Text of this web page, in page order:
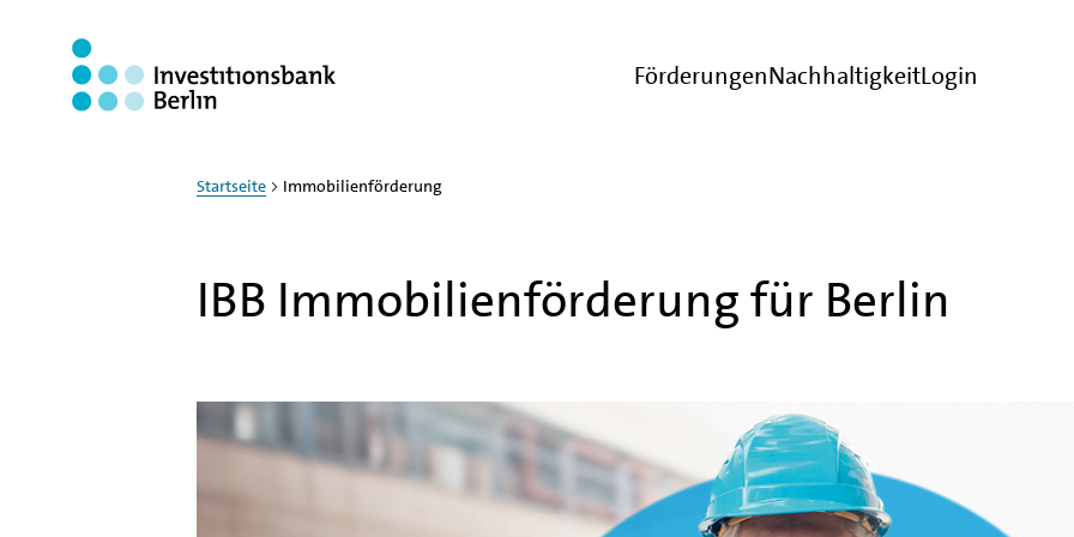
FörderungenNachhaltigkeitLogin
Startseite Immobilienförderung
IBB Immobilienförderung für Berlin